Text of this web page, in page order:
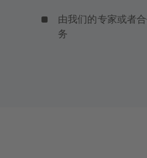
由我们的专家或者
务